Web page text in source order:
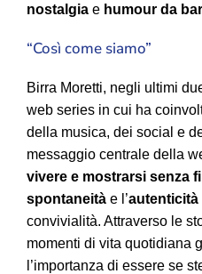
nostalgia e humour da
“Così come siamo”
Birra Moretti, negli ultimi
web series in cui ha
della musica, dei social e
messaggio centrale della
vivere e mostrarsi senza
spontaneità e l’autenticità
convivialità. Attraverso le
momenti di vita quotidiana
l’importanza di essere se